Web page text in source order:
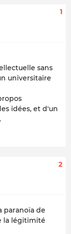
1
sans
universitaire
idées, et d'un
2
paranoïa de
la légitimité